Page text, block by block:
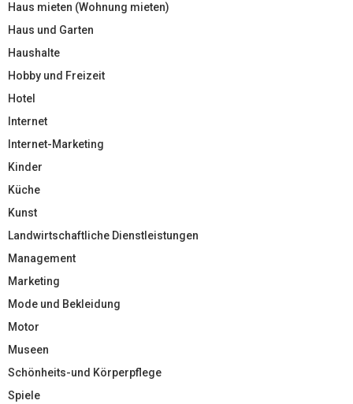
Haus mieten (Wohnung mieten)
Haus und Garten
Haushalte
Hobby und Freizeit
Hotel
Internet
Internet-Marketing
Kinder
Küche
Kunst
Landwirtschaftliche Dienstleistungen
Management
Marketing
Mode und Bekleidung
Motor
Museen
Schönheits-und Körperpflege
Spiele